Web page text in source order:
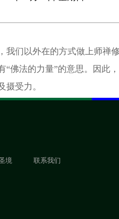
我们以外在的方式做上师禅
“佛法的力量”的意思。因此
摄受力。
境 联系我们